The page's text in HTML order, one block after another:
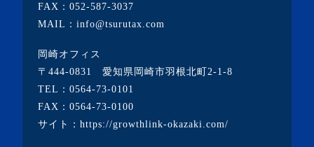
・2022年9月(1記事)
・2022年8月(1記事)
・2022年7月(2記事)
FAX：052-587-3037
MAIL：info@tsurutax.com
岡崎オフィス
〒444-0831 愛知県岡崎市羽根北町2-1-8
TEL： 0564-73-0101
FAX：0564-73-0100
サイト： https://growthlink-okazaki.com/